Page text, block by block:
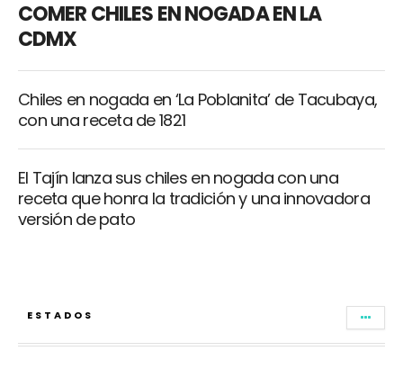
COMER CHILES EN NOGADA EN LA
CDMX
Chiles en nogada en ‘La Poblanita’ de Tacubaya,
con una receta de 1821
El Tajín lanza sus chiles en nogada con una
receta que honra la tradición y una innovadora
versión de pato
ESTADOS